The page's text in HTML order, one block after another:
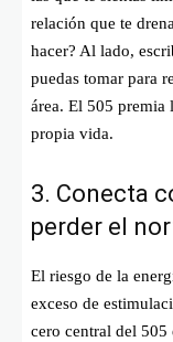
relación que te
hacer? Al lado,
puedas tomar para
área. El 505 premia
propia vida.
3. Conecta
perder el
El riesgo de la
exceso de
cero central del 505